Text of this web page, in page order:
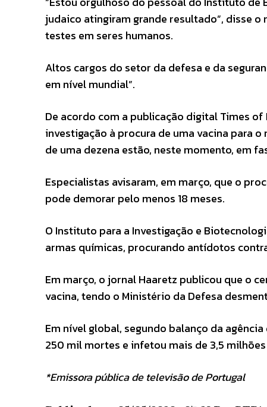
judaico atingiram grande resultado”, disse
testes em seres humanos.
Altos cargos do setor da defesa e da
em nível mundial”.
De acordo com a publicação digital Times
investigação à procura de uma vacina para
de uma dezena estão, neste momento, em
Especialistas avisaram, em março, que o
pode demorar pelo menos 18 meses.
O Instituto para a Investigação e
armas químicas, procurando antídotos
Em março, o jornal Haaretz publicou que o
vacina, tendo o Ministério da Defesa
Em nível global, segundo balanço da
250 mil mortes e infetou mais de 3,5
*Emissora pública de televisão de Portugal